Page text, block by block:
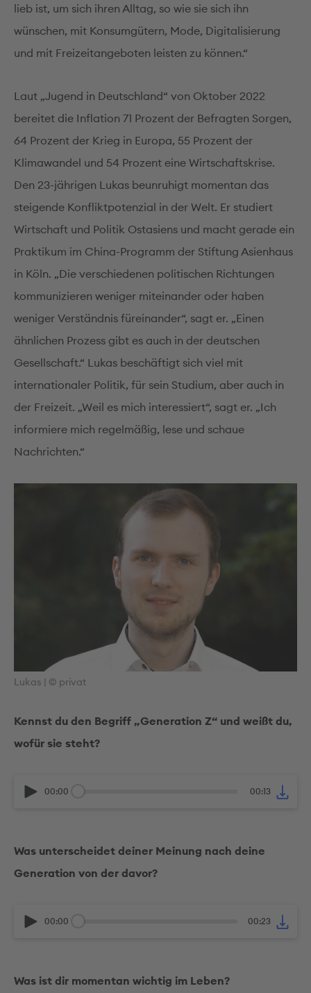
lieb ist, um sich ihren Alltag, so wie sie sich ihn
wünschen, mit Konsumgütern, Mode, Digitalisierung
und mit Freizeitangeboten leisten zu können.“
Laut „Jugend in Deutschland“ von Oktober 2022
bereitet die Inflation 71 Prozent der Befragten Sorgen,
64 Prozent der Krieg in Europa, 55 Prozent der
Klimawandel und 54 Prozent eine Wirtschaftskrise.
Den 23-jährigen Lukas beunruhigt momentan das
steigende Konfliktpotenzial in der Welt. Er studiert
Wirtschaft und Politik Ostasiens und macht gerade ein
Praktikum im China-Programm der Stiftung Asienhaus
in Köln. „Die verschiedenen politischen Richtungen
kommunizieren weniger miteinander oder haben
weniger Verständnis füreinander“, sagt er. „Einen
ähnlichen Prozess gibt es auch in der deutschen
Gesellschaft.“ Lukas beschäftigt sich viel mit
internationaler Politik, für sein Studium, aber auch in
der Freizeit. „Weil es mich interessiert“, sagt er. „Ich
informiere mich regelmäßig, lese und schaue
Nachrichten.“
Lukas | © privat
Kennst du den Begriff „Generation Z“ und weißt du,
wofür sie steht?
00:00 00:13
Was unterscheidet deiner Meinung nach deine
Generation von der davor?
00:00 00:23
Was ist dir momentan wichtig im Leben?